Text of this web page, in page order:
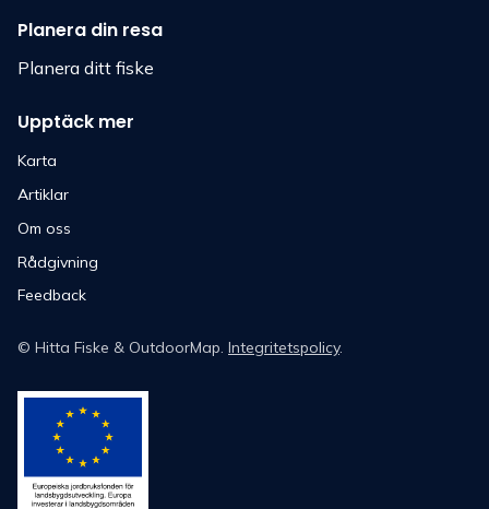
Planera din resa
Planera ditt fiske
Upptäck mer
Karta
Artiklar
Om oss
Rådgivning
Feedback
© Hitta Fiske & OutdoorMap. Integritetspolicy.